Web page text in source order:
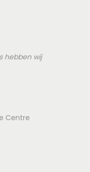
hebben wij
Centre